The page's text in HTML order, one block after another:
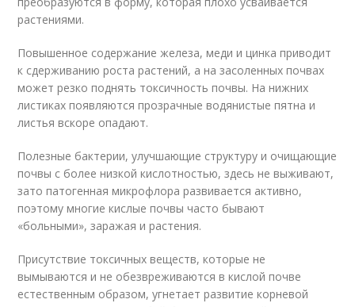
растениями.
Повышенное содержание железа, меди и цинка приводит
к сдерживанию роста растений, а на засоленных почвах
может резко поднять токсичность почвы. На нижних
листиках появляются прозрачные водянистые пятна и
листья вскоре опадают.
Полезные бактерии, улучшающие структуру и очищающие
почвы с более низкой кислотностью, здесь не выживают,
зато патогенная микрофлора развивается активно,
поэтому многие кислые почвы часто бывают
«больными», заражая и растения.
Присутствие токсичных веществ, которые не
вымываются и не обезвреживаются в кислой почве
естественным образом, угнетает развитие корневой